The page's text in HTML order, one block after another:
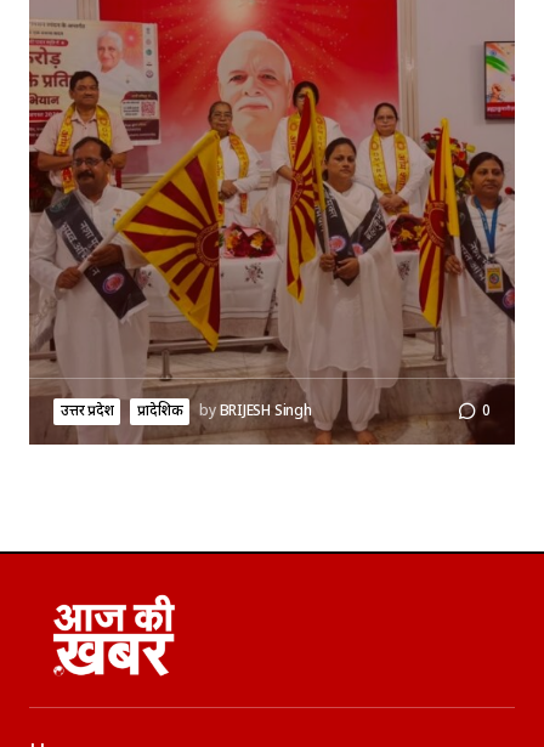
उत्तर प्रदेश प्रादेशिक byBRIJESH Singh 0